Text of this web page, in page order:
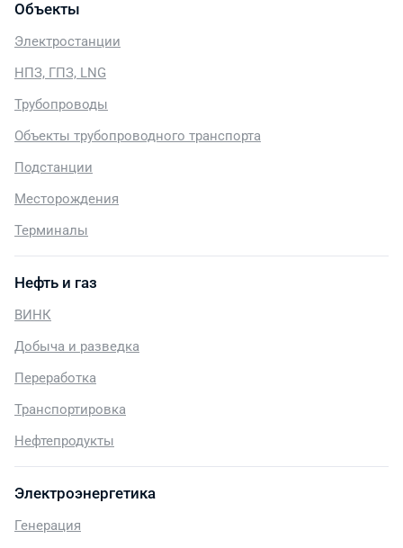
Объекты
Электростанции
НПЗ, ГПЗ, LNG
Трубопроводы
Объекты трубопроводного транспорта
Подстанции
Месторождения
Терминалы
Нефть и газ
ВИНК
Добыча и разведка
Переработка
Транспортировка
Нефтепродукты
Электроэнергетика
Генерация